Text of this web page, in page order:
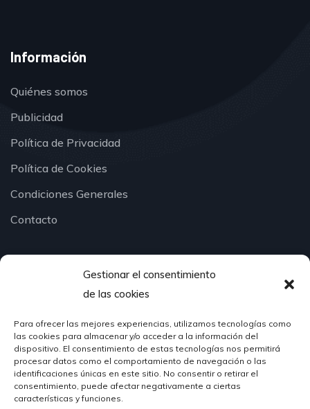
Gestionar el consentimiento
de las cookies
Para ofrecer las mejores experiencias, utilizamos tecnologías como
las cookies para almacenar y/o acceder a la información del
dispositivo. El consentimiento de estas tecnologías nos permitirá
procesar datos como el comportamiento de navegación o las
identificaciones únicas en este sitio. No consentir o retirar el
consentimiento, puede afectar negativamente a ciertas
características y funciones.
Información
Quiénes somos
Publicidad
Política de Privacidad
Política de Cookies
Condiciones Generales
Contacto
¿Hablamos?
624 51 12 10
info@hosteleriasantander.com